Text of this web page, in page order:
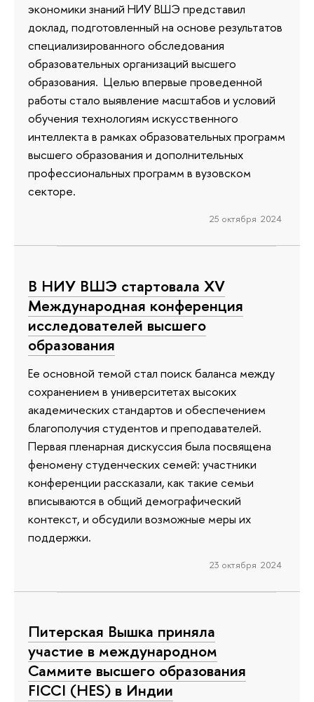
экономики знаний НИУ ВШЭ представил
доклад, подготовленный на основе результатов
специализированного обследования
образовательных организаций высшего
образования. Целью впервые проведенной
работы стало выявление масштабов и условий
обучения технологиям искусственного
интеллекта в рамках образовательных программ
высшего образования и дополнительных
профессиональных программ в вузовском
секторе.
25 октября 2024
В НИУ ВШЭ стартовала XV
Международная конференция
исследователей высшего
образования
Ее основной темой стал поиск баланса между
сохранением в университетах высоких
академических стандартов и обеспечением
благополучия студентов и преподавателей.
Первая пленарная дискуссия была посвящена
феномену студенческих семей: участники
конференции рассказали, как такие семьи
вписываются в общий демографический
контекст, и обсудили возможные меры их
поддержки.
23 октября 2024
Питерская Вышка приняла
участие в международном
Саммите высшего образования
FICCI (HES) в Индии